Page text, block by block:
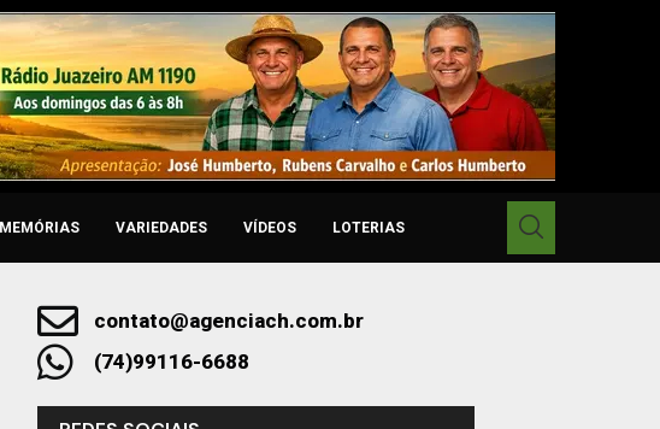
MEMÓRIAS VARIEDADES VÍDEOS LOTERIAS
contato@agenciach.com.br
(74)99116-6688